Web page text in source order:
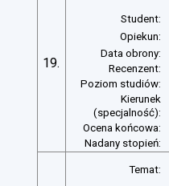
19.
Student:
Opiekun:
Data obrony:
Recenzent:
Poziom studiów:
Kierunek
(specjalność):
Ocena końcowa:
Nadany stopień:
Temat: